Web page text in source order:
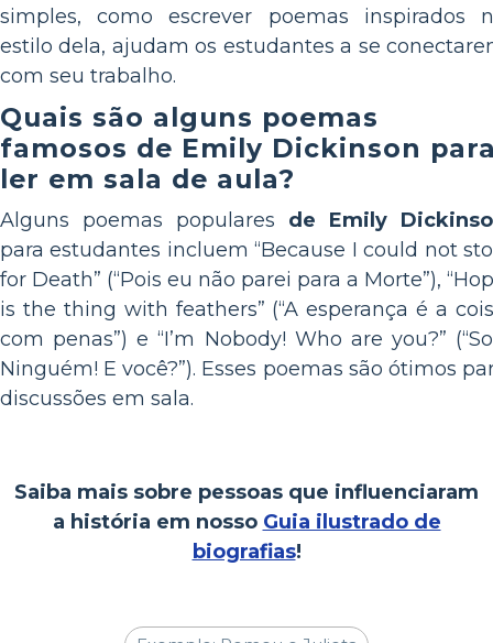
simples, como escrever poemas inspirados
estilo dela, ajudam os estudantes a se
com seu trabalho.
Quais são alguns poemas
famosos de Emily Dickinson
ler em sala de aula?
Alguns poemas populares de Emily
para estudantes incluem “Because I could not
for Death” (“Pois eu não parei para a Morte”),
is the thing with feathers” (“A esperança é a
com penas”) e “I’m Nobody! Who are you?”
Ninguém! E você?”). Esses poemas são ótimos
discussões em sala.
Saiba mais sobre pessoas que influenciaram
a história em nosso Guia ilustrado de
biografias!